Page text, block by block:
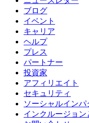
ブログ
イベント
キャリア
ヘルプ
プレス
パートナー
投資家
アフィリエイト
セキュリティ
ソーシャルインパ
インクルージョン